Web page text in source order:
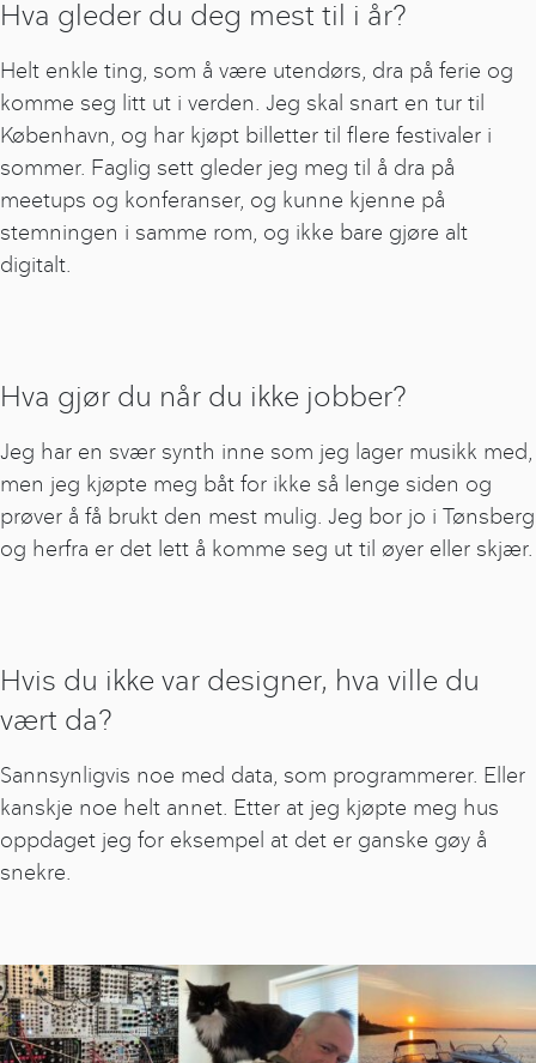
Hva gleder du deg mest til i år?
Helt enkle ting, som å være utendørs, dra på ferie og
komme seg litt ut i verden. Jeg skal snart en tur til
København, og har kjøpt billetter til flere festivaler i
sommer. Faglig sett gleder jeg meg til å dra på
meetups og konferanser, og kunne kjenne på
stemningen i samme rom, og ikke bare gjøre alt
digitalt.
Hva gjør du når du ikke jobber?
Jeg har en svær synth inne som jeg lager musikk med,
men jeg kjøpte meg båt for ikke så lenge siden og
prøver å få brukt den mest mulig. Jeg bor jo i Tønsberg
og herfra er det lett å komme seg ut til øyer eller skjær.
Hvis du ikke var designer, hva ville du
vært da?
Sannsynligvis noe med data, som programmerer. Eller
kanskje noe helt annet. Etter at jeg kjøpte meg hus
oppdaget jeg for eksempel at det er ganske gøy å
snekre.